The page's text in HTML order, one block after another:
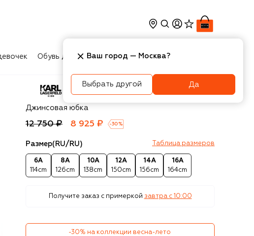
Обувь для мальчиков Игрушки Аксесcуары
Karl Lagerfeld Kids
Джинсовая юбка
12 750 ₽ 8 925 ₽ -30 %
Размер(RU/RU) Таблица размеров
6A
114cm
8A
126cm
10A
138cm
12A
150cm
14A
156cm
16A
164cm
Получите заказ с примеркой завтра c 10:00
-30% на коллекции весна-лето
Ваш город — Москва?
Выбрать другой Да